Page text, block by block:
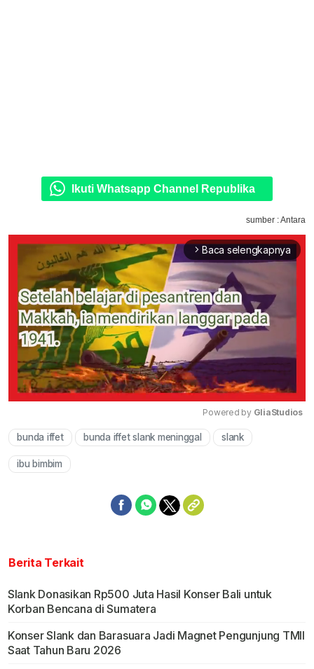
Ikuti Whatsapp Channel Republika
sumber : Antara
arrow_forward_ios Baca selengkapnya
Powered by GliaStudios
bunda iffet bunda iffet slank meninggal slank
ibu bimbim
Berita Terkait
Slank Donasikan Rp500 Juta Hasil Konser Bali untuk
Korban Bencana di Sumatera
Konser Slank dan Barasuara Jadi Magnet Pengunjung TMII
Saat Tahun Baru 2026